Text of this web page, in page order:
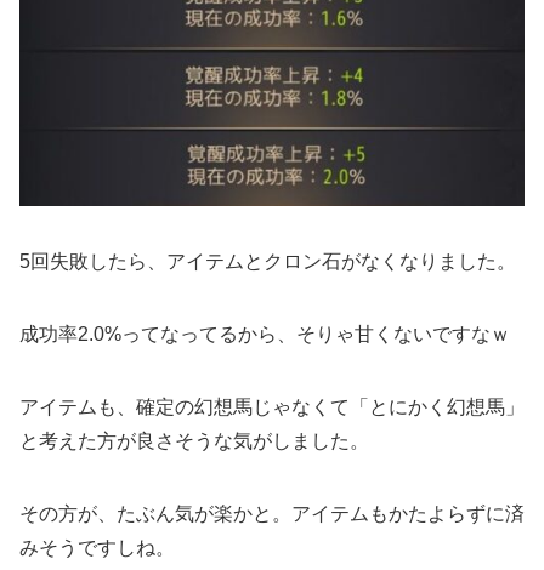
5回失敗したら、アイテムとクロン石がなくなりました。
成功率2.0%ってなってるから、そりゃ甘くないですなｗ
アイテムも、確定の幻想馬じゃなくて「とにかく幻想馬」
と考えた方が良さそうな気がしました。
その方が、たぶん気が楽かと。アイテムもかたよらずに済
みそうですしね。